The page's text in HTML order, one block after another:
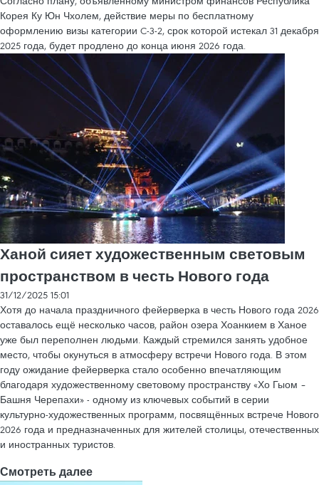
Корея Ку Юн Чхолем, действие меры по бесплатному
оформлению визы категории C-3-2, срок которой истекал 31 декабря
2025 года, будет продлено до конца июня 2026 года.
Ханой сияет художественным световым
пространством в честь Нового года
31/12/2025 15:01
Хотя до начала праздничного фейерверка в честь Нового года 2026
оставалось ещё несколько часов, район озера Хоанкием в Ханое
уже был переполнен людьми. Каждый стремился занять удобное
место, чтобы окунуться в атмосферу встречи Нового года. В этом
году ожидание фейерверка стало особенно впечатляющим
благодаря художественному световому пространству «Хо Гыом –
Башня Черепахи» - одному из ключевых событий в серии
культурно-художественных программ, посвящённых встрече Нового
2026 года и предназначенных для жителей столицы, отечественных
и иностранных туристов.
Смотреть далее